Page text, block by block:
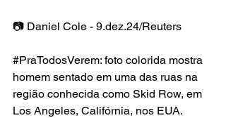
📷 Daniel Cole - 9.dez.24/Reuters
#PraTodosVerem: foto colorida mostra
homem sentado em uma das ruas na
região conhecida como Skid Row, em
Los Angeles, Califórnia, nos EUA.